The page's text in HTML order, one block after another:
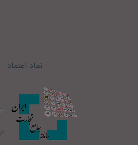
نماد اعتماد